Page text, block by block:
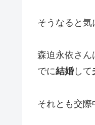
そうなると気
森迫永依さん
でに結婚して
それとも交際